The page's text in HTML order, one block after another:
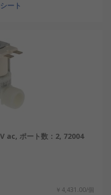
ート
ac, ポート数：2, 72004
￥4,431.00/個